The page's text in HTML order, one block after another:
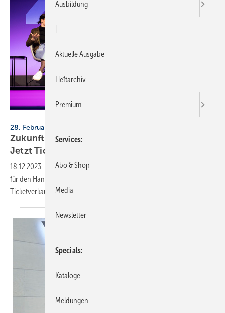
GHM/Markus Brönner
28. Februar bis 1. März 2024, ICM München
Zukunft Handwerk: Das Programm steht fest.
Jetzt Ticket
18.12.2023 -
Das Programm, Rednerinnen und Redner sowie Partner
für den Handwerkskongress stehen fest. Ab sofort startet der
Ticketverkauf mit vergünstigten Frühbucher-Preisen bis 14.
Ausbildung
Aktuelle Ausgabe
Heftarchiv
Premium
Services
Abo & Shop
Media
Newsletter
Specials
Kataloge
Meldungen